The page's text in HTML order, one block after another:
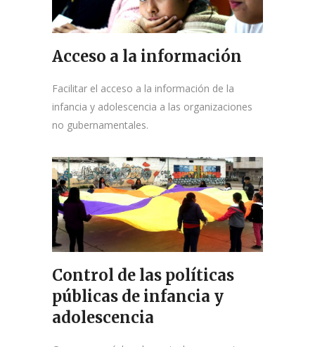
Acceso a la información
Facilitar el acceso a la información de la
infancia y adolescencia a las organizaciones
no gubernamentales.
Control de las políticas
públicas de infancia y
adolescencia